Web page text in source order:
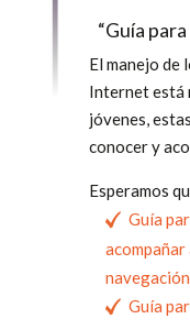
“Guía
El manejo de
Internet está
jóvenes,
conocer y
Esperamos
Guía
acompañar
Guía